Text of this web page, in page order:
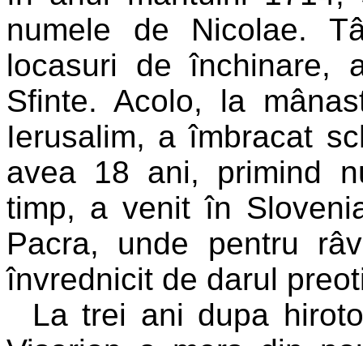
numele de Nicolae.
locasuri de închinare,
Sfinte. Acolo, la
Ierusalim, a îmbracat
avea 18 ani, primind
timp, a venit în
Pacra, unde pentru
învrednicit de darul
La trei ani dupa